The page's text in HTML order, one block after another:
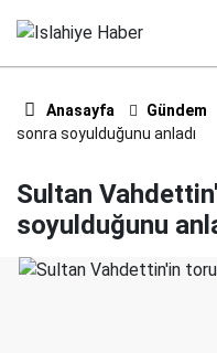
Anasayfa Gündem
sonra soyulduğunu anladı
Sultan
soyulduğunu